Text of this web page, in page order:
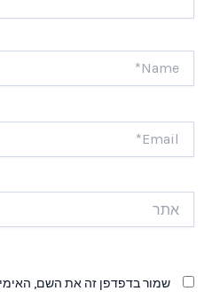
שמור בדפדפן זה את השם,